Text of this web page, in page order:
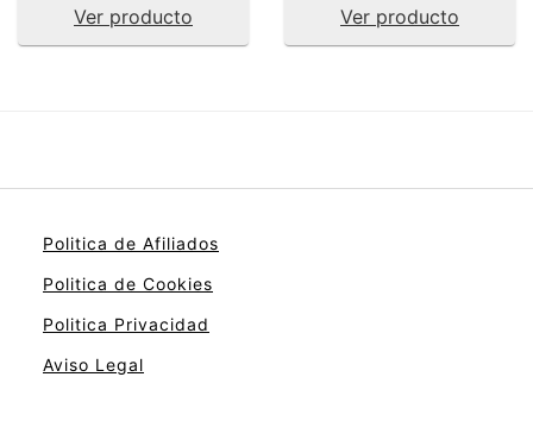
Ver producto Ver producto
Politica de Afiliados
Politica de Cookies
Politica Privacidad
Aviso Legal